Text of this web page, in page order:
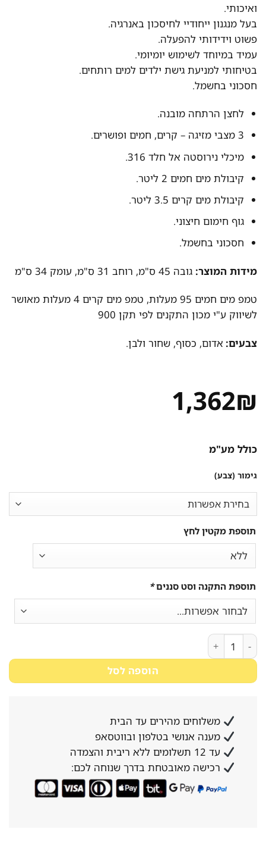
ואיכותי.
בעל מנגנון ייחודיי לחיסכון באנרגיה.
פשוט וידידותי להפעלה.
עמיד במיוחד לשימוש יומיומי.
בטיחותי למניעת גישת ילדים למים רותחים.
חסכוני בחשמל.
לחצן הרתחה מובנה.
3 מצבי מזיגה – קרים, חמים ופושרים.
מיכלי נירוסטה אל חלד 316.
קיבולת מים חמים 2 ליטר.
קיבולת מים קרים 3.5 ליטר.
גוף חימום חיצוני.
חסכוני בחשמל.
מידות המוצר:גובה 45 ס"מ, רוחב 31 ס"מ, עומק 34 ס"מ
טמפ מים חמים 95 מעלות, טמפ מים קרים 4 מעלות מאושר
לשיווק ע"י מכון התקנים לפי תקן 900
צבעים:אדום, כסוף, שחור ולבן.
1,362₪
כולל מע"מ
גימור (צבע)
תוספת מקטין לחץ
תוספת התקנה וסט סננים*
כמות של מתקן מים Hadass Spring מכני פרימיום - כולל התקנה וסט סננים
הוספה לסל
משלוחים מהירים עד הבית
מענה אנושי בטלפון ובווטסאפ
עד 12 תשלומים ללא ריבית והצמדה
רכישה מאובטחת בדרך שנוחה לכם: